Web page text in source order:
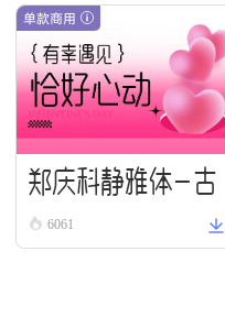
单款商用
郑庆科静雅体-古
朴版 Simple
6061